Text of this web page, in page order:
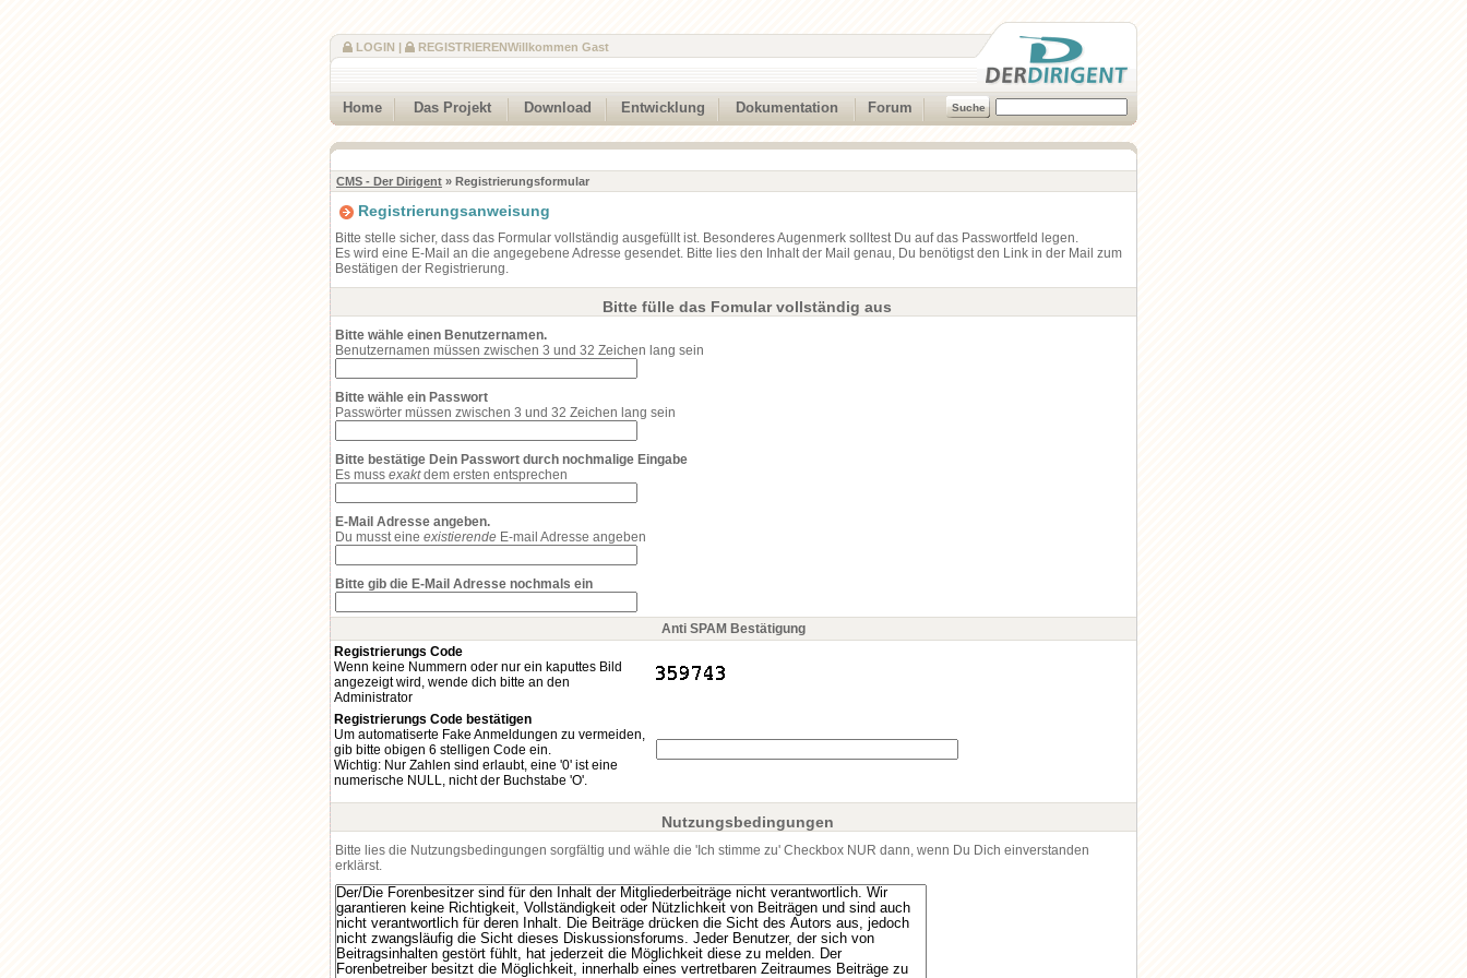
Willkommen Gast
LOGIN | REGISTRIEREN
Home Das Projekt Download Entwicklung Dokumentation Forum
CMS - Der Dirigent » Registrierungsformular
Registrierungsanweisung
Bitte stelle sicher, dass das Formular vollständig ausgefüllt ist. Besonderes Augenmerk solltest Du auf das Passwortfeld legen.
Es wird eine E-Mail an die angegebene Adresse gesendet. Bitte lies den Inhalt der Mail genau, Du benötigst den Link in der Mail zum
Bestätigen der Registrierung.
Bitte fülle das Fomular vollständig aus
Bitte wähle einen Benutzernamen.
Benutzernamen müssen zwischen 3 und 32 Zeichen lang sein
Bitte wähle ein Passwort
Passwörter müssen zwischen 3 und 32 Zeichen lang sein
Bitte bestätige Dein Passwort durch nochmalige Eingabe
Es muss exaktdem ersten entsprechen
E-Mail Adresse angeben.
Du musst eine existierende E-mail Adresse angeben
Bitte gib die E-Mail Adresse nochmals ein
Anti SPAM Bestätigung
Registrierungs Code
Wenn keine Nummern oder nur ein kaputtes Bild
angezeigt wird, wende dich bitte an den
Administrator
Registrierungs Code bestätigen
Um automatiserte Fake Anmeldungen zu vermeiden,
gib bitte obigen 6 stelligen Code ein.
Wichtig: Nur Zahlen sind erlaubt, eine '0' ist eine
numerische NULL, nicht der Buchstabe 'O'.
Nutzungsbedingungen
Bitte lies die Nutzungsbedingungen sorgfältig und wähle die 'Ich stimme zu' Checkbox NUR dann, wenn Du Dich einverstanden
erklärst.